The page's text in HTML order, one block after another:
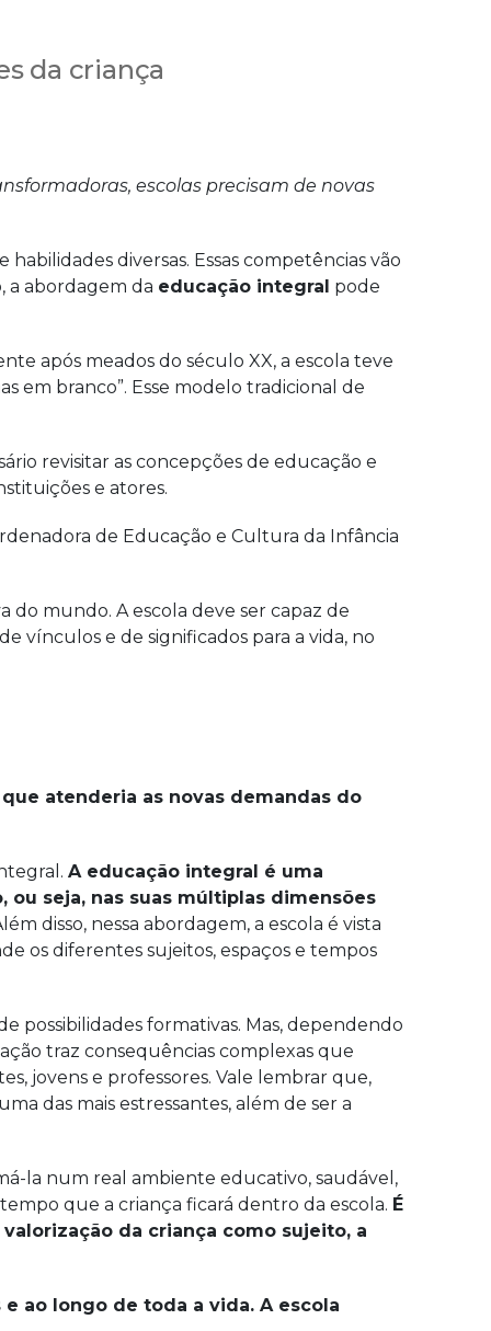
da criança
escolas precisam de novas
diversas. Essas competências vão
a abordagem da educação integral pode
após meados do século XX, a escola teve
em branco”. Esse modelo tradicional de
revisitar as concepções de educação e
e atores.
de Educação e Cultura da Infância
do mundo. A escola deve ser capaz de
vínculos e de significados para a vida, no
atenderia as novas demandas do
A educação integral é uma
seja, nas suas múltiplas dimensões
disso, nessa abordagem, a escola é vista
os diferentes sujeitos, espaços e tempos
possibilidades formativas. Mas, dependendo
traz consequências complexas que
jovens e professores. Vale lembrar que,
das mais estressantes, além de ser a
la num real ambiente educativo, saudável,
que a criança ficará dentro da escola. É
da criança como sujeito, a
ao longo de toda a vida. A escola